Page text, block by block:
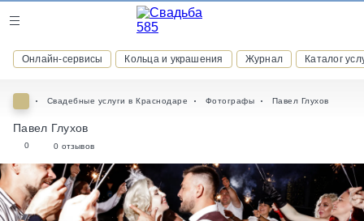
Онлайн-сервисы Кольца и украшения Журнал Каталог
ВСТУПАЙТЕ В КЛУБ ПРИВИЛЕГИЙ
присоединяйтесь к закрытому сообществу и получайте
скидки и бонусы за участие
Свадебные услуги в Краснодаре Фотографы Павел Глухов
Павел Глухов
0 0 отзывов